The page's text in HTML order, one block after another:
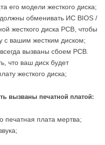
его модели жесткого диска;
обменивать ИС BIOS /
жесткого диска PCB, чтобы
с вашим жестким диском;
вызваны сбоем PCB.
что ваш диск будет
жесткого диска;
вызваны печатной платой:
печатная плата мертва;